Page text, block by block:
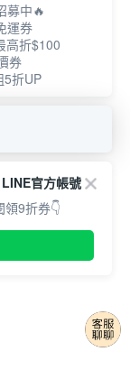
募中🔥
運券
折$100
券
5折UP
官方帳號
9折券👇